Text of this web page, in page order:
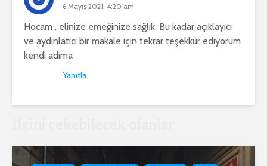
6 Mayıs 2021, 4:20 am
Hocam , elinize emeğinize sağlık. Bu kadar açıklayıcı
ve aydınlatıcı bir makale için tekrar teşekkür ediyorum
kendi adıma
Yanıtla